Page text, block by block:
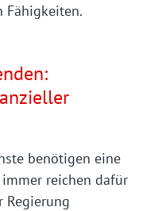
Fähigkeiten.
benötigen eine
reichen dafür
Regierung